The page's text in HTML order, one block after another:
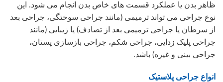
ظاهر بدن یا عملکرد قسمت های خاص بدن انجام می شود. این
نوع جراحی می تواند ترمیمی (مانند جراحی سوختگی، جراحی بعد
از سرطان یا جراحی ترمیمی بعد از تصادف) یا زیبایی (مانند
جراحی پلیک زدایی، جراحی شکم، جراحی بازسازی پستان،
جراحی بینی و غیره) باشد.
انواع جراحی پلاستیک